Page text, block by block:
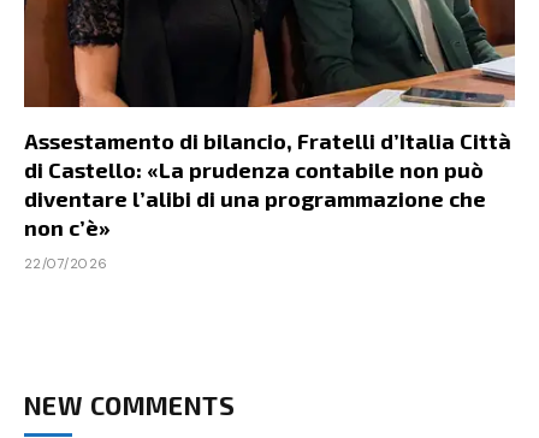
Assestamento di bilancio, Fratelli d’Italia Città
di Castello: «La prudenza contabile non può
diventare l’alibi di una programmazione che
non c’è»
22/07/2026
NEW COMMENTS